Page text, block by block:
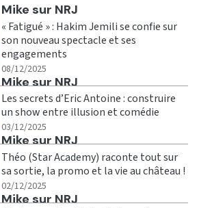
Ecouter
Mike sur NRJ
« Fatigué » : Hakim Jemili se confie sur
son nouveau spectacle et ses
engagements
08/12/2025
Ecouter
Mike sur NRJ
Les secrets d’Eric Antoine : construire
un show entre illusion et comédie
03/12/2025
Ecouter
Mike sur NRJ
Théo (Star Academy) raconte tout sur
sa sortie, la promo et la vie au château !
02/12/2025
Ecouter
Mike sur NRJ